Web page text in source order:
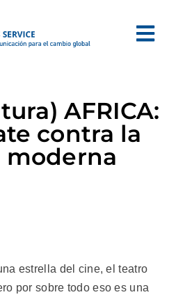
AFRICA:
contra la
moderna
estrella del cine, el teatro
por sobre todo eso es una